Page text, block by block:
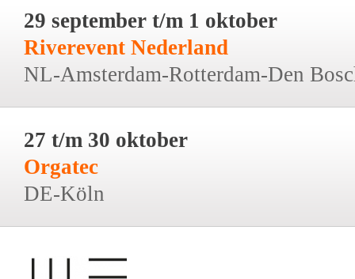
29 september t/m 1 oktober
Riverevent Nederland
NL-Amsterdam-Rotterdam-Den
27 t/m 30 oktober
Orgatec
DE-Köln